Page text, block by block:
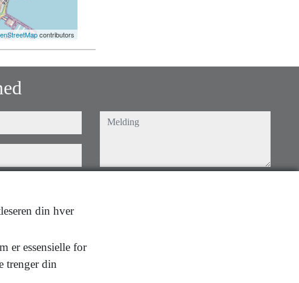
contributors
brukervilkårene,
melding
din hver
er essensielle for
trenger din